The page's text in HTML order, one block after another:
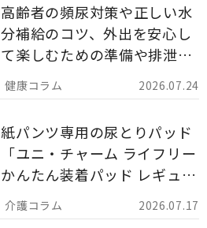
2026.07.24
高齢者の頻尿対策や正しい水
分補給のコツ、外出を安心し
て楽しむための準備や排泄ケ
ア用品の選び方を解説しま
す。
2026.07.17
紙パンツ専用の尿とりパッド
「ユニ・チャーム ライフリー
かんたん装着パッド レギュラ
ー 計162枚」について解説し
ます。